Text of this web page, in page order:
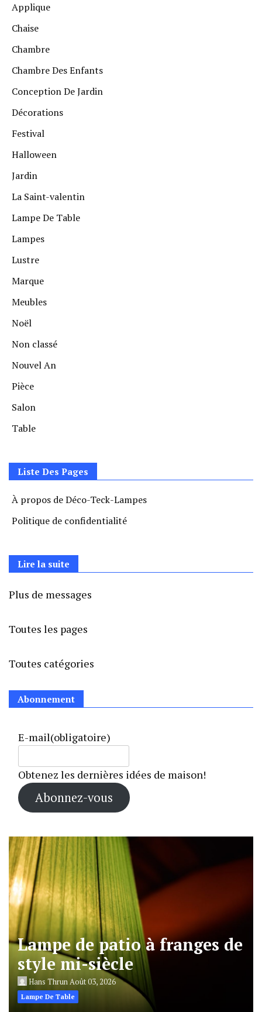
Applique
Chaise
Chambre
Chambre Des Enfants
Conception De Jardin
Décorations
Festival
Halloween
Jardin
La Saint-valentin
Lampe De Table
Lampes
Lustre
Marque
Meubles
Noël
Non classé
Nouvel An
Pièce
Salon
Table
Liste Des Pages
À propos de Déco-Teck-Lampes
Politique de confidentialité
Lire la suite
Plus de messages
Toutes les pages
Toutes catégories
Abonnement
E-mail(obligatoire)
Obtenez les dernières idées de maison!
Abonnez-vous
Lampe de patio à franges de
style mi-siècle
Hans ThrunAoût 03, 2026
Lampe De Table